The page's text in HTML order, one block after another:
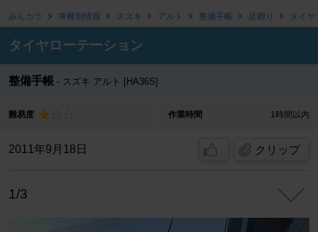
みんカラ 車種別情報 スズキ アルト 整備手帳 足廻り タイ
タイヤローテーション
整備手帳 スズキ アルト [HA36S]
難易度 作業時間 1時間以内
2011年9月18日 クリップ
1/3